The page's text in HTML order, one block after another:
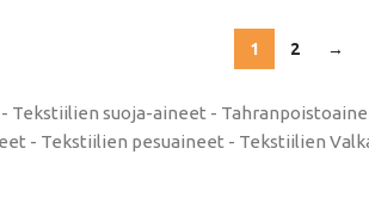
1 2 →
Tekstiilien suoja-aineet -
- Tekstiilien pesuaineet - Tekstiilien